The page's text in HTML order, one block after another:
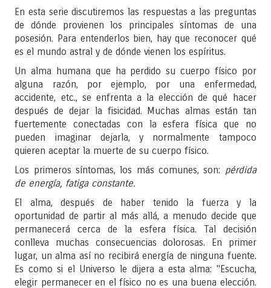
En esta serie discutiremos las respuestas a las preguntas
de dónde provienen los principales síntomas de una
posesión. Para entenderlos bien, hay que reconocer qué
es el mundo astral y de dónde vienen los espíritus.
Un alma humana que ha perdido su cuerpo físico por
alguna razón, por ejemplo, por una enfermedad,
accidente, etc., se enfrenta a la elección de qué hacer
después de dejar la fisicidad. Muchas almas están tan
fuertemente conectadas con la esfera física que no
pueden imaginar dejarla, y normalmente tampoco
quieren aceptar la muerte de su cuerpo físico.
Los primeros síntomas, los más comunes, son: pérdida
de energía, fatiga constante.
El alma, después de haber tenido la fuerza y la
oportunidad de partir al más allá, a menudo decide que
permanecerá cerca de la esfera física. Tal decisión
conlleva muchas consecuencias dolorosas. En primer
lugar, un alma así no recibirá energía de ninguna fuente.
Es como si el Universo le dijera a esta alma: "Escucha,
elegir permanecer en el físico no es una buena elección.